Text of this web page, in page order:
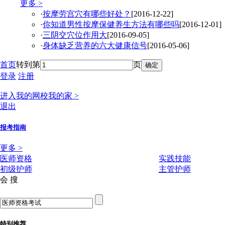
更多 >
·按摩劳宫穴有哪些好处？ [2016-12-22]
·你知道男性按摩保健养生方法有哪些吗[2016-12-01]
·三阴交穴位作用大[2016-09-05]
·身体缺乏营养的六大健康信号[2016-05-06]
首页转到第
页
登录 注册
进入我的网校我的家 >
退出
报考指南
更多 >
医师资格
实践技能
初级护师
主管护师
会 搜